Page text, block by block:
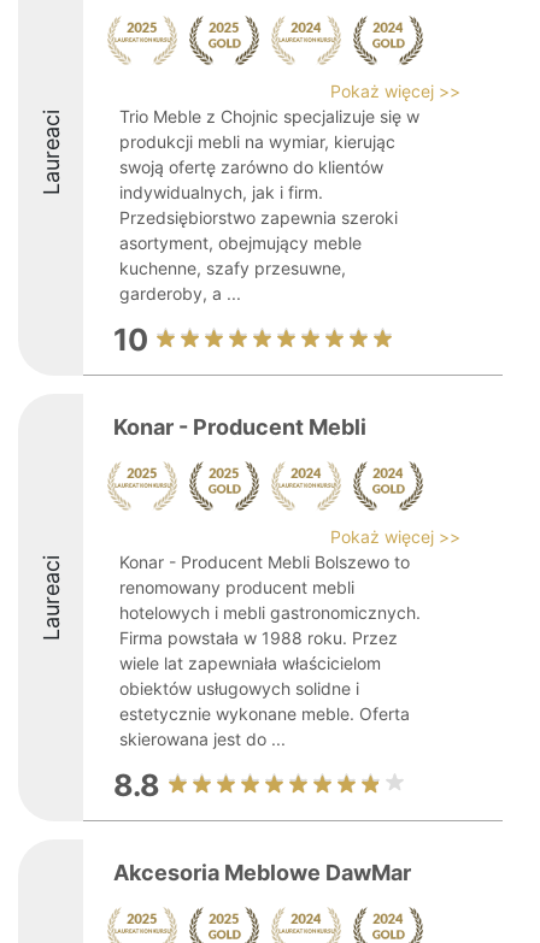
Laureaci
Pokaż więcej >>
Trio Meble z Chojnic specjalizuje się w
produkcji mebli na wymiar, kierując
swoją ofertę zarówno do klientów
indywidualnych, jak i firm.
Przedsiębiorstwo zapewnia szeroki
asortyment, obejmujący meble
kuchenne, szafy przesuwne,
garderoby, a ...
10
Laureaci
Konar - Producent Mebli
Pokaż więcej >>
Konar - Producent Mebli Bolszewo to
renomowany producent mebli
hotelowych i mebli gastronomicznych.
Firma powstała w 1988 roku. Przez
wiele lat zapewniała właścicielom
obiektów usługowych solidne i
estetycznie wykonane meble. Oferta
skierowana jest do ...
8.8
Akcesoria Meblowe DawMar